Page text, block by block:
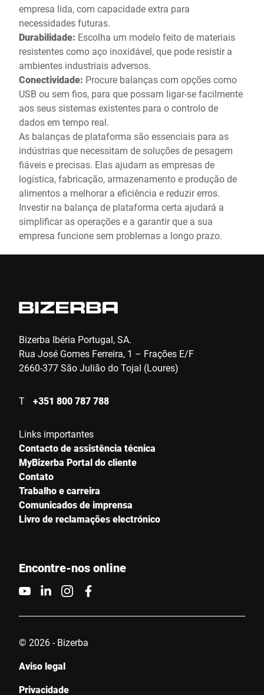
empresa lida, com capacidade extra para
necessidades futuras.
Durabilidade: Escolha um modelo feito de materiais
resistentes como aço inoxidável, que pode resistir a
ambientes industriais adversos.
Conectividade: Procure balanças com opções como
USB ou sem fios, para que possam ligar-se facilmente
aos seus sistemas existentes para o controlo de
dados em tempo real.
As balanças de plataforma são essenciais para as
indústrias que necessitam de soluções de pesagem
fiáveis e precisas. Elas ajudam as empresas de
logística, fabricação, armazenamento e produção de
alimentos a melhorar a eficiência e reduzir erros.
Investir na balança de plataforma certa ajudará a
simplificar as operações e a garantir que a sua
empresa funcione sem problemas a longo prazo.
Bizerba Ibéria Portugal, SA.
Rua José Gomes Ferreira, 1 – Frações E/F
2660-377 São Julião do Tojal (Loures)
T +351 800 787 788
Links importantes
Contacto de assistência técnica
MyBizerba Portal do cliente
Contato
Trabalho e carreira
Comunicados de imprensa
Livro de reclamações electrónico
Encontre-nos online
© 2026 - Bizerba
Aviso legal
Privacidade